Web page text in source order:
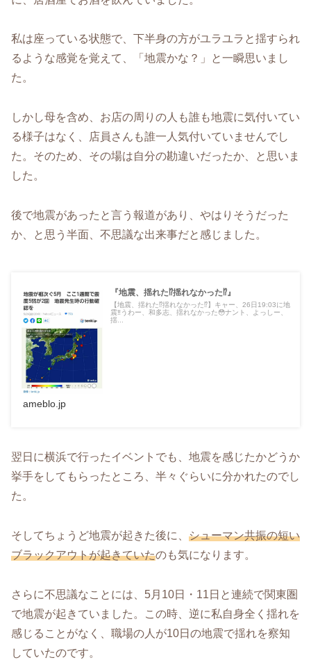
私は座っている状態で、下半身の方がユラユラと揺すられ
るような感覚を覚えて、「地震かな？」と一瞬思いまし
た。
しかし母を含め、お店の周りの人も誰も地震に気付いてい
る様子はなく、店員さんも誰一人気付いていませんでし
た。そのため、その場は自分の勘違いだったか、と思いま
した。
後で地震があったと言う報道があり、やはりそうだった
か、と思う半面、不思議な出来事だと感じました。
『地震、揺れた⁉️揺れなかった⁉️』
【地震、揺れた⁉️揺れなかった⁉️】キャー、26日19:03に地
震‼️うわー、和多志、揺れなかった😳ナント、よっしー、
揺...
ameblo.jp
翌日に横浜で行ったイベントでも、地震を感じたかどうか
挙手をしてもらったところ、半々ぐらいに分かれたのでし
た。
そしてちょうど地震が起きた後に、 シューマン共振の短い
ブラックアウトが起きていたのも気になります。
さらに不思議なことには、5月10日・11日と連続で関東圏
で地震が起きていました。この時、逆に私自身全く揺れを
感じることがなく、職場の人が10日の地震で揺れを察知
していたのです。